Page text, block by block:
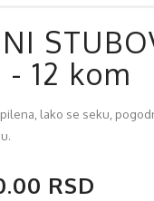
12 kom
lako se seku,
RSD